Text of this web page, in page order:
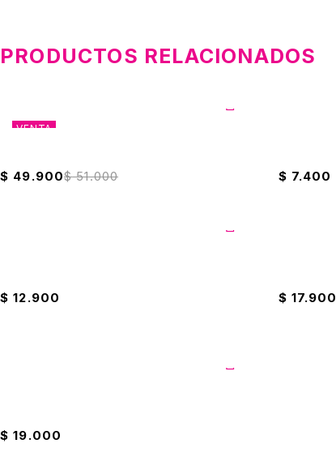
PRODUCTOS RELACIONADOS
VENTA
$51.000
$ 49.900
$ 7.400
$ 12.900
$ 17.900
$ 19.000